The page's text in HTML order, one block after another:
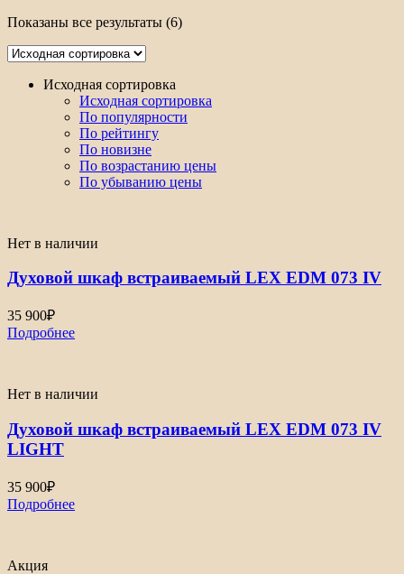
Показаны все результаты (6)
Исходная сортировка
Исходная сортировка
По популярности
По рейтингу
По новизне
По возрастанию цены
По убыванию цены
Нет в наличии
Духовой шкаф встраиваемый LEX EDM 073 IV
35 900₽
Подробнее
Нет в наличии
Духовой шкаф встраиваемый LEX EDM 073 IV
LIGHT
35 900₽
Подробнее
Акция